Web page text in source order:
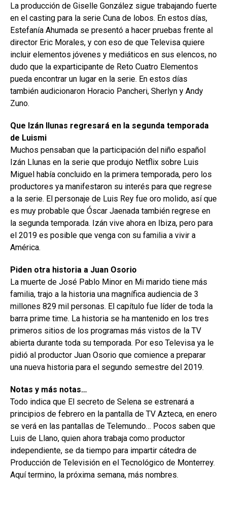
La producción de Giselle González sigue trabajando fuerte
en el casting para la serie Cuna de lobos. En estos días,
Estefanía Ahumada se presentó a hacer pruebas frente al
director Eric Morales, y con eso de que Televisa quiere
incluir elementos jóvenes y mediáticos en sus elencos, no
dudo que la exparticipante de Reto Cuatro Elementos
pueda encontrar un lugar en la serie. En estos días
también audicionaron Horacio Pancheri, Sherlyn y Andy
Zuno.
Que Izán llunas regresará en la segunda temporada
de Luismi
Muchos pensaban que la participación del niño español
Izán Llunas en la serie que produjo Netflix sobre Luis
Miguel había concluido en la primera temporada, pero los
productores ya manifestaron su interés para que regrese
a la serie. El personaje de Luis Rey fue oro molido, así que
es muy probable que Óscar Jaenada también regrese en
la segunda temporada. Izán vive ahora en Ibiza, pero para
el 2019 es posible que venga con su familia a vivir a
América.
Piden otra historia a Juan Osorio
La muerte de José Pablo Minor en Mi marido tiene más
familia, trajo a la historia una magnífica audiencia de 3
millones 829 mil personas. El capítulo fue líder de toda la
barra prime time. La historia se ha mantenido en los tres
primeros sitios de los programas más vistos de la TV
abierta durante toda su temporada. Por eso Televisa ya le
pidió al productor Juan Osorio que comience a preparar
una nueva historia para el segundo semestre del 2019.
Notas y más notas…
Todo indica que El secreto de Selena se estrenará a
principios de febrero en la pantalla de TV Azteca, en enero
se verá en las pantallas de Telemundo… Pocos saben que
Luis de Llano, quien ahora trabaja como productor
independiente, se da tiempo para impartir cátedra de
Producción de Televisión en el Tecnológico de Monterrey.
Aquí termino, la próxima semana, más nombres.